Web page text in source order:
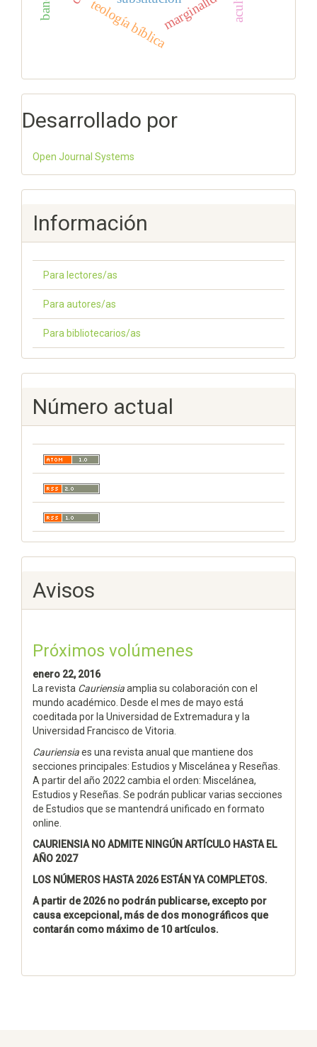
teología bíblica
Desarrollado por
Open Journal Systems
Información
Para lectores/as
Para autores/as
Para bibliotecarios/as
Número actual
Avisos
Próximos volúmenes
enero 22, 2016
La revista Cauriensiaamplia su colaboración con el
mundo académico. Desde el mes de mayo está
coeditada por la Universidad de Extremadura y la
Universidad Francisco de Vitoria.
Cauriensiaes una revista anual que mantiene dos
secciones principales: Estudios y Miscelánea y Reseñas.
A partir del año 2022 cambia el orden: Miscelánea,
Estudios y Reseñas. Se podrán publicar varias secciones
de Estudios que se mantendrá unificado en formato
online.
CAURIENSIA NO ADMITE NINGÚN ARTÍCULO HASTA EL
AÑO 2027
LOS NÚMEROS HASTA 2026 ESTÁN YA COMPLETOS.
A partir de 2026 no podrán publicarse, excepto por
causa excepcional, más de dos monográficos que
contarán como máximo de 10 artículos.